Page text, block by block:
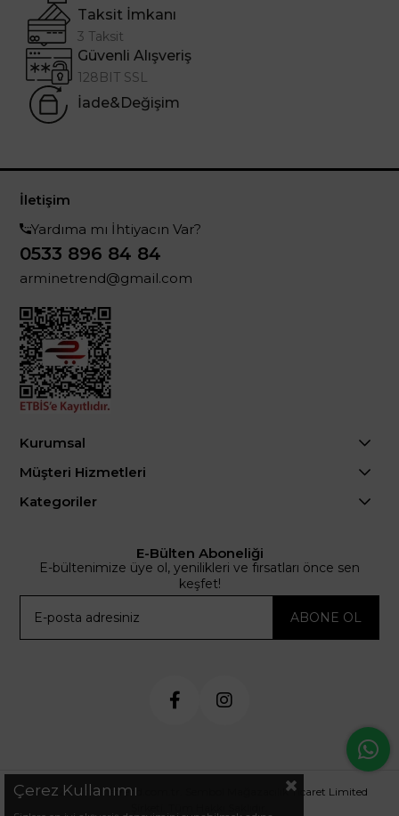
Taksit İmkanı
3 Taksit
Güvenli Alışveriş
128BIT SSL
İade&Değişim
İletişim
Yardıma mı İhtiyacın Var?
0533 896 84 84
arminetrend@gmail.com
Kurumsal
Müşteri Hizmetleri
Kategoriler
E-Bülten Aboneliği
E-bültenimize üye ol, yenilikleri ve fırsatları önce sen
keşfet!
ABONE OL
© 2024 .arminetrend.com.tr. Sembol Mağazacılık Ticaret Limited
Çerez Kullanımı